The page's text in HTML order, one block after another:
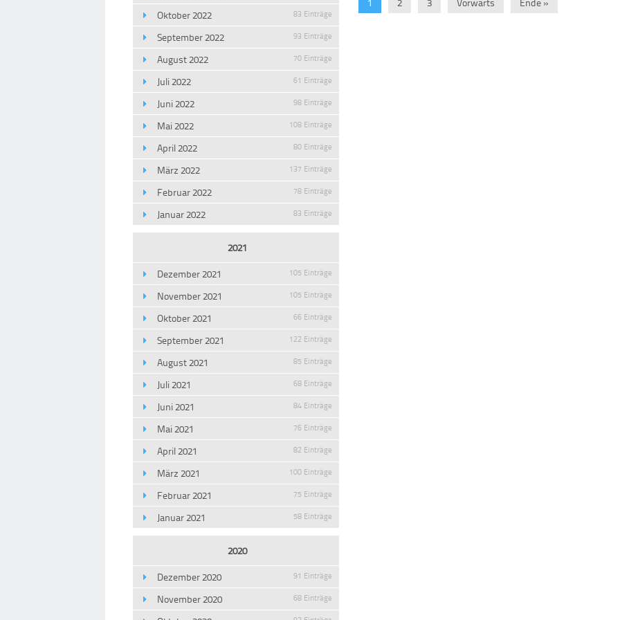
1 2 3 Vorwärts Ende »
Oktober 2022 83 Einträge
September 2022 93 Einträge
August 2022 70 Einträge
Juli 2022 61 Einträge
Juni 2022 98 Einträge
Mai 2022 108 Einträge
April 2022 80 Einträge
März 2022 137 Einträge
Februar 2022 78 Einträge
Januar 2022 83 Einträge
2021
Dezember 2021
105 Einträge
November 2021 105 Einträge
Oktober 2021 66 Einträge
September 2021 122 Einträge
August 2021 85 Einträge
Juli 2021 68 Einträge
Juni 2021 84 Einträge
Mai 2021 76 Einträge
April 2021 82 Einträge
März 2021 100 Einträge
Februar 2021 75 Einträge
Januar 2021 58 Einträge
2020
Dezember 2020
91 Einträge
November 2020 68 Einträge